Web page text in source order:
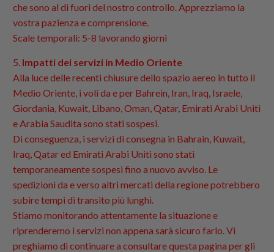
che sono al di fuori del nostro controllo. Apprezziamo la
vostra pazienza e comprensione.
Scale temporali: 5-8 lavorando giorni
5. Impatti dei servizi in Medio Oriente
Alla luce delle recenti chiusure dello spazio aereo in tutto il
Medio Oriente, i voli da e per Bahrein, Iran, Iraq, Israele,
Giordania, Kuwait, Libano, Oman, Qatar, Emirati Arabi Uniti
e Arabia Saudita sono stati sospesi.
Di conseguenza, i servizi di consegna in Bahrain, Kuwait,
Iraq, Qatar ed Emirati Arabi Uniti sono stati
temporaneamente sospesi fino a nuovo avviso. Le
spedizioni da e verso altri mercati della regione potrebbero
subire tempi di transito più lunghi.
Stiamo monitorando attentamente la situazione e
riprenderemo i servizi non appena sarà sicuro farlo. Vi
preghiamo di continuare a consultare questa pagina per gli